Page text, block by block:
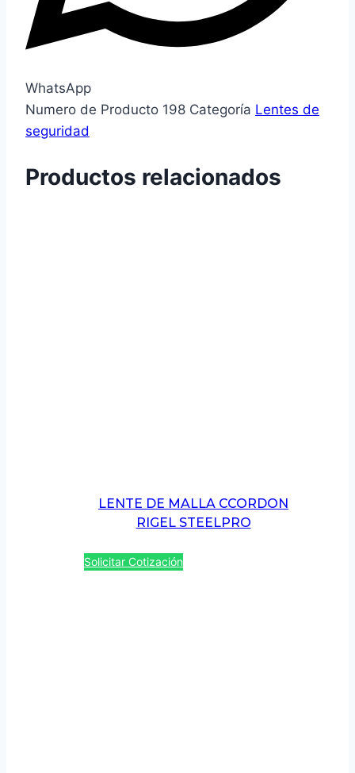
WhatsApp
Numero de Producto 198 Categoría Lentes de
seguridad
Productos relacionados
LENTE DE MALLA CCORDON
RIGEL STEELPRO
Solicitar Cotización